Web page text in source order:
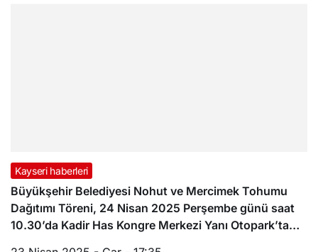
Kayseri haberleri
Büyükşehir Belediyesi Nohut ve Mercimek Tohumu
Dağıtımı Töreni, 24 Nisan 2025 Perşembe günü saat
10.30’da Kadir Has Kongre Merkezi Yanı Otopark’ta…